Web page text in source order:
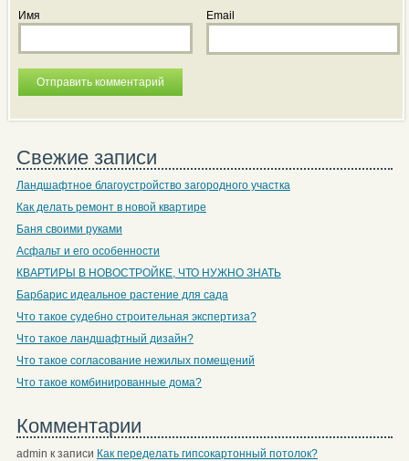
Имя Email
Свежие записи
Ландшафтное благоустройство загородного участка
Как делать ремонт в новой квартире
Баня своими руками
Асфальт и его особенности
КВАРТИРЫ В НОВОСТРОЙКЕ, ЧТО НУЖНО ЗНАТЬ
Барбарис идеальное растение для сада
Что такое судебно строительная экспертиза?
Что такое ландшафтный дизайн?
Что такое согласование нежилых помещений
Что такое комбинированные дома?
Комментарии
admin к записи Как переделать гипсокартонный потолок?